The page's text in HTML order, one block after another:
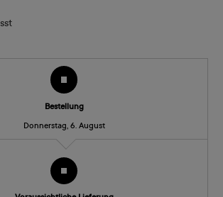
Bestellung
Donnerstag, 6. August